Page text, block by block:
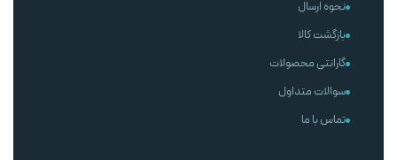
نحوه ارسال
بازگشت کالا
گارانتی محصولات
سوالات متداول
تماس با ما